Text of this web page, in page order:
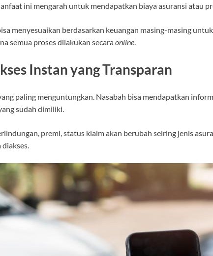
ini mengarah untuk mendapatkan biaya asuransi atau
menyesuaikan berdasarkan keuangan masing-masing
semua proses dilakukan secaraonline
Instan yang Transparan
paling menguntungkan. Nasabah bisa mendapatkan
sudah dimiliki.
premi, status klaim akan berubah seiring jenis